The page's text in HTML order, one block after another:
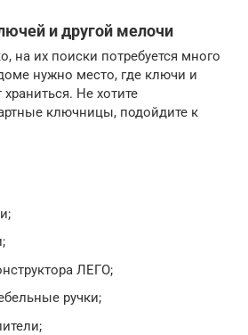
и другой мелочи
на их поиски потребуется много
нужно место, где ключи и
Не хотите
ключницы, подойдите к
ЛЕГО;
ручки;